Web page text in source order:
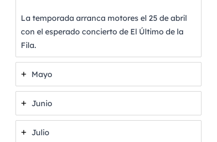
La temporada arranca motores el 25 de abril
con el esperado concierto de El Último de la
Fila.
Mayo
Junio
Julio